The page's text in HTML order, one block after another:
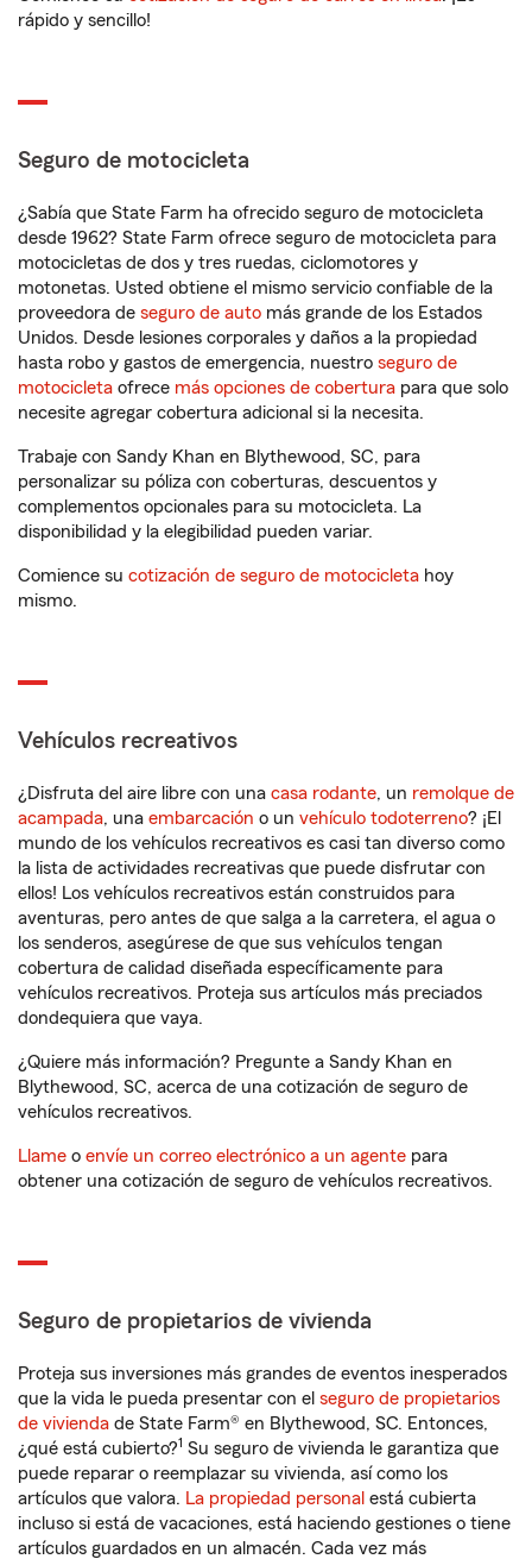
rápido y sencillo!
Seguro de motocicleta
¿Sabía que State Farm ha ofrecido seguro de motocicleta
desde 1962? State Farm ofrece seguro de motocicleta para
motocicletas de dos y tres ruedas, ciclomotores y
motonetas. Usted obtiene el mismo servicio confiable de la
proveedora de seguro de auto más grande de los Estados
Unidos. Desde lesiones corporales y daños a la propiedad
hasta robo y gastos de emergencia, nuestro seguro de
motocicleta ofrece más opciones de cobertura para que solo
necesite agregar cobertura adicional si la necesita.
Trabaje con Sandy Khan en Blythewood, SC, para
personalizar su póliza con coberturas, descuentos y
complementos opcionales para su motocicleta. La
disponibilidad y la elegibilidad pueden variar.
Comience su cotización de seguro de motocicleta hoy
mismo.
Vehículos recreativos
¿Disfruta del aire libre con una casa rodante, un remolque de
acampada, una embarcación o un vehículo todoterreno? ¡El
mundo de los vehículos recreativos es casi tan diverso como
la lista de actividades recreativas que puede disfrutar con
ellos! Los vehículos recreativos están construidos para
aventuras, pero antes de que salga a la carretera, el agua o
los senderos, asegúrese de que sus vehículos tengan
cobertura de calidad diseñada específicamente para
vehículos recreativos. Proteja sus artículos más preciados
dondequiera que vaya.
¿Quiere más información? Pregunte a Sandy Khan en
Blythewood, SC, acerca de una cotización de seguro de
vehículos recreativos.
Llame o envíe un correo electrónico a un agente para
obtener una cotización de seguro de vehículos recreativos.
Seguro de propietarios de vivienda
Proteja sus inversiones más grandes de eventos inesperados
que la vida le pueda presentar con el seguro de propietarios
de vivienda de State Farm® en Blythewood, SC. Entonces,
¿qué está cubierto?1 Su seguro de vivienda le garantiza que
puede reparar o reemplazar su vivienda, así como los
artículos que valora. La propiedad personal está cubierta
incluso si está de vacaciones, está haciendo gestiones o tiene
artículos guardados en un almacén. Cada vez más